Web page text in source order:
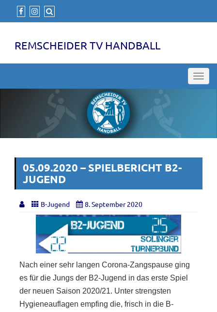
REMSCHEIDER TV HANDBALL
05.09.2020 – SPIELBERICHT B2-
JUGEND
B-Jugend 8. September 2020
Nach einer sehr langen Corona-Zangspause ging
es für die Jungs der B2-Jugend in das erste Spiel
der neuen Saison 2020/21. Unter strengsten
Hygieneauflagen empfing die, frisch in die B-